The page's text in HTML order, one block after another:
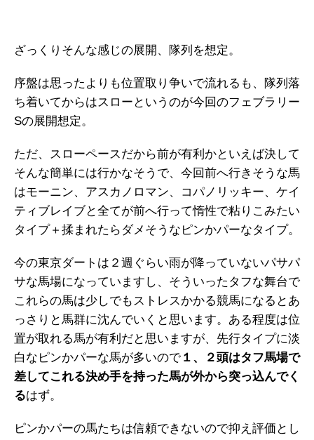
ざっくりそんな感じの展開、隊列を想定。
序盤は思ったよりも位置取り争いで流れるも、隊列落
ち着いてからはスローというのが今回のフェブラリー
Sの展開想定。
ただ、スローペースだから前が有利かといえば決して
そんな簡単には行かなそうで、今回前へ行きそうな馬
はモーニン、アスカノロマン、コパノリッキー、ケイ
ティブレイブと全てが前へ行って惰性で粘りこみたい
タイプ＋揉まれたらダメそうなピンかパーなタイプ。
今の東京ダートは２週ぐらい雨が降っていないパサパ
サな馬場になっていますし、そういったタフな舞台で
これらの馬は少しでもストレスかかる競馬になるとあ
っさりと馬群に沈んでいくと思います。ある程度は位
置が取れる馬が有利だと思いますが、先行タイプに淡
白なピンかパーな馬が多いので１、２頭はタフ馬場で
差してこれる決め手を持った馬が外から突っ込んでく
るはず。
ピンかパーの馬たちは信頼できないので抑え評価とし